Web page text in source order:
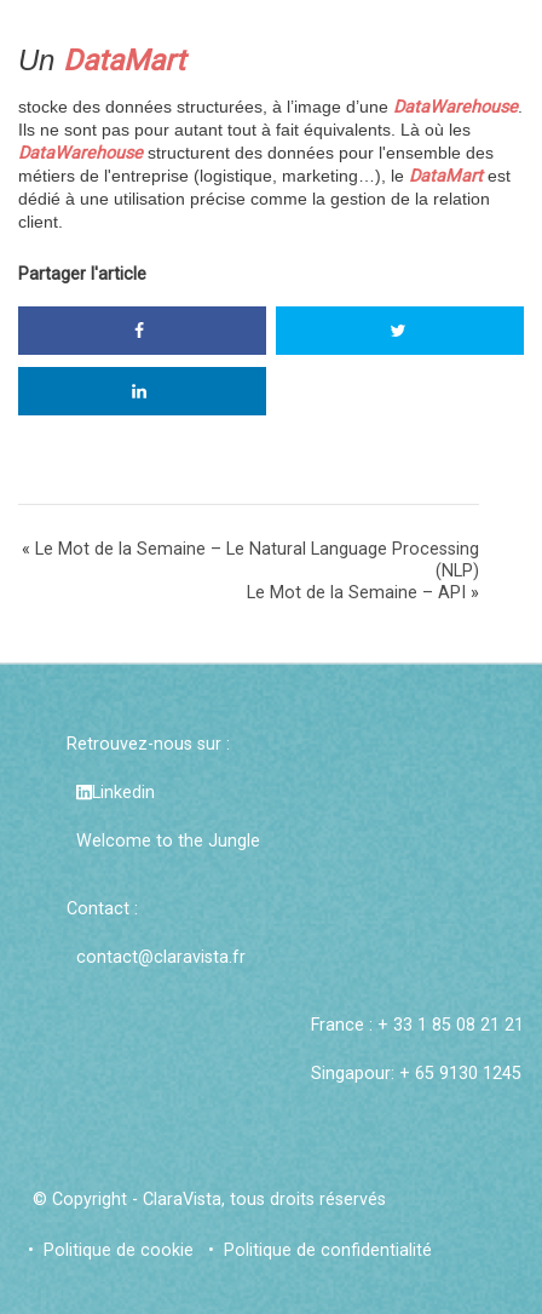
Un DataMart
stocke des données structurées, à l’image d’une DataWarehouse.
Ils ne sont pas pour autant tout à fait équivalents. Là où les
DataWarehousestructurent des données pour l'ensemble des
métiers de l'entreprise (logistique, marketing…), le DataMartest
dédié à une utilisation précise comme la gestion de la relation
client.
Partager l'article
« Le Mot de la Semaine – Le Natural Language Processing
(NLP)
Le Mot de la Semaine – API »
Retrouvez-nous sur :
Linkedin
Welcome to the Jungle
Contact :
contact@claravista.fr
France : + 33 1 85 08 21 21
Singapour: + 65 9130 1245
© Copyright - ClaraVista, tous droits réservés
• Politique de cookie • Politique de confidentialité